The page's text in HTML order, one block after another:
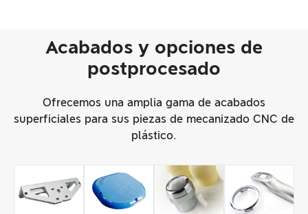
Acabados y opciones de
postprocesado
Ofrecemos una amplia gama de acabados
superficiales para sus piezas de mecanizado CNC de
plástico.